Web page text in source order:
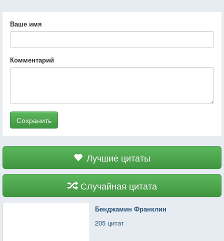
Ваше имя
Комментарий
Сохранить
Лучшие цитаты
Случайная цитата
Бенджамин Франклин
205 цитат